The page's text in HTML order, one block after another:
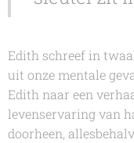
Edith schreef in
uit onze mentale
Edith naar een
levenservaring van
doorheen,